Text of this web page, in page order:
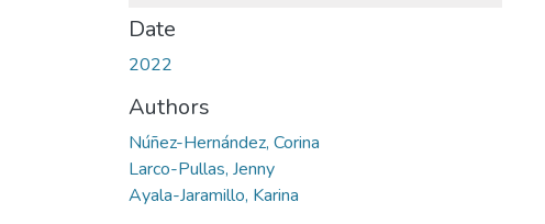
Date
2022
Authors
Núñez-Hernández, Corina
Larco-Pullas, Jenny
Ayala-Jaramillo, Karina